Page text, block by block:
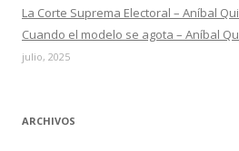
La Corte Suprema Electoral – Aníbal
Cuando el modelo se agota – Aníbal
julio, 2025
ARCHIVOS